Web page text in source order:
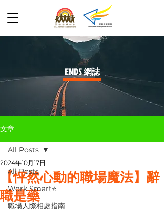
​EMDS 網誌
文章
All Posts
Work Smart⭐️
職場人際相處指南
All Posts
【怦然心動的職場魔法】辭
職是藥
2024年10月17日